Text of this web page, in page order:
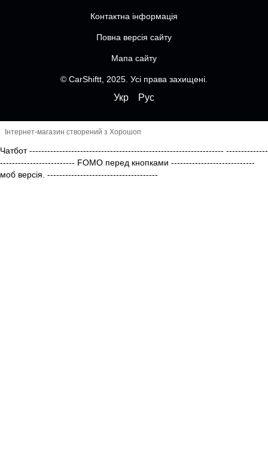
Контактна інформація
Повна версія сайту
Мапа сайту
© CarShiftt, 2025. Усі права захищені.
Укр Рус
Інтернет-магазин створений з Хорошоп
Чатбот----------------------------------------------------------------- --------------
------------------------- FOMO перед кнопками ----------------------------
моб версія. -------------------------------------